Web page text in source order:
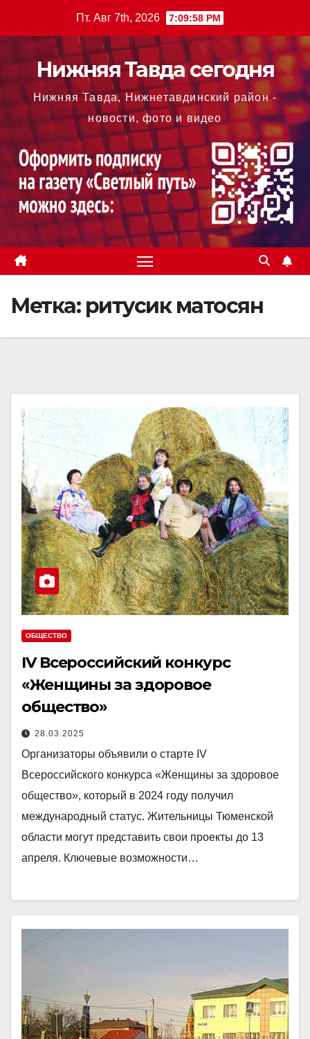
содержимому
Пт. Авг 7th, 2026 7:10:00 PM
Нижняя Тавда сегодня
Нижняя Тавда, Нижнетавдинский район -
новости, фото и видео
Метка: ритусик матосян
ОБЩЕСТВО
IV Всероссийский конкурс
«Женщины за здоровое
общество»
28.03.2025
Организаторы объявили о старте IV
Всероссийского конкурса «Женщины за здоровое
общество», который в 2024 году получил
международный статус. Жительницы Тюменской
области могут представить свои проекты до 13
апреля. Ключевые возможности…